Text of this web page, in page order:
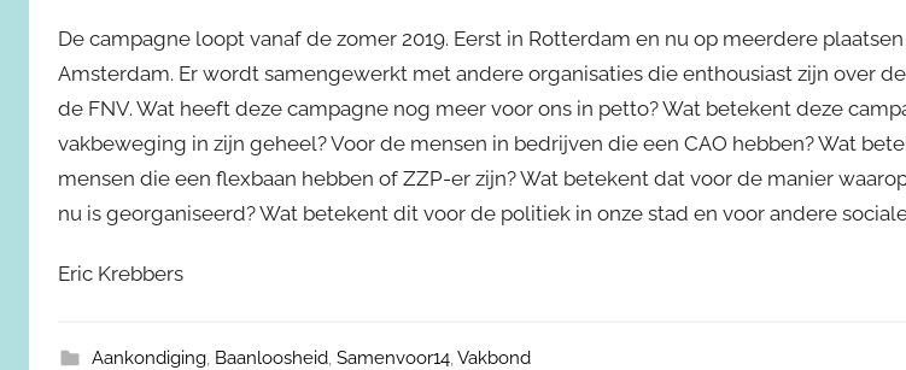
De campagne loopt vanaf de zomer 2019. Eerst in Rotterdam en nu op meerdere
Amsterdam. Er wordt samengewerkt met andere organisaties die enthousiast zijn over
de FNV. Wat heeft deze campagne nog meer voor ons in petto? Wat betekent deze
vakbeweging in zijn geheel? Voor de mensen in bedrijven die een CAO hebben? Wat
mensen die een flexbaan hebben of ZZP-er zijn? Wat betekent dat voor de manier
nu is georganiseerd? Wat betekent dit voor de politiek in onze stad en voor andere
Eric Krebbers
Aankondiging, Baanloosheid, Samenvoor14,Vakbond